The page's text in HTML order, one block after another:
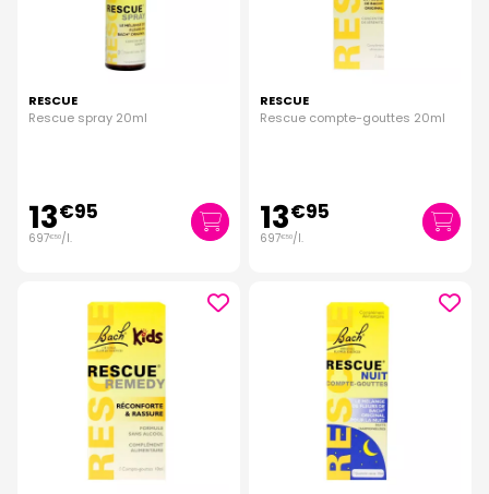
RESCUE
Rescue spray 20ml
13€95
697€50/l.
RESCUE
Rescue compte-gouttes 20ml
13€95
697€50/l.